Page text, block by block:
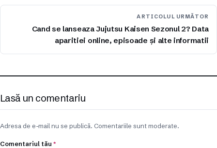
ARTICOLUL URMĂTOR
Cand se lanseaza Jujutsu Kaisen Sezonul 2? Data
aparitiei online, episoade și alte informatii
Lasă un comentariu
Adresa de e-mail nu se publică. Comentariile sunt moderate.
Comentariul tău *